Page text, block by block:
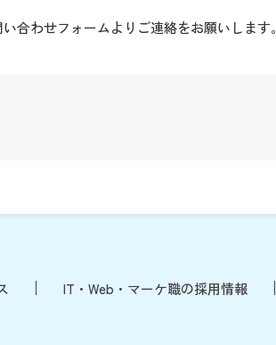
合わせフォームよりご連絡をお願いします。
IT・Web・マーケ職の採用情報